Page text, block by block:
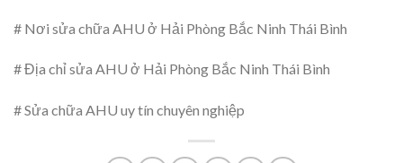
# Nơi sửa chữa AHU ở Hải Phòng Bắc Ninh Thái Bình
# Địa chỉ sửa AHU ở Hải Phòng Bắc Ninh Thái Bình
# Sửa chữa AHU uy tín chuyên nghiệp